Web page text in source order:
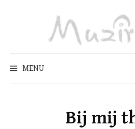
MENU
Bij mij